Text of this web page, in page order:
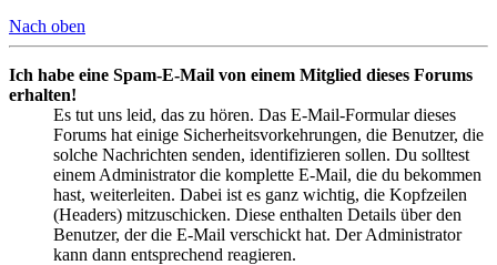
Nach oben
Ich habe eine Spam-E-Mail von einem Mitglied dieses Forums
erhalten!
Es tut uns leid, das zu hören. Das E-Mail-Formular dieses
Forums hat einige Sicherheitsvorkehrungen, die Benutzer, die
solche Nachrichten senden, identifizieren sollen. Du solltest
einem Administrator die komplette E-Mail, die du bekommen
hast, weiterleiten. Dabei ist es ganz wichtig, die Kopfzeilen
(Headers) mitzuschicken. Diese enthalten Details über den
Benutzer, der die E-Mail verschickt hat. Der Administrator
kann dann entsprechend reagieren.